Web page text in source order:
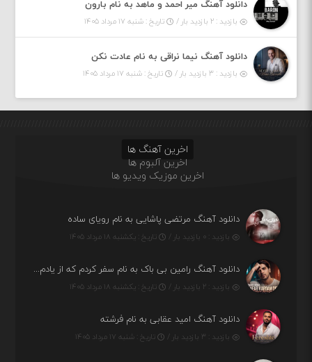
دانلود آهنگ میر احمد و ماهد به نام بارون
بازدید : ۲ بازدید بار / تاریخ : شنبه ۱۷ مرداد ۱۴۰۵
دانلود آهنگ نیما نراقی به نام عادت نکن
بازدید : ۳ بازدید بار / تاریخ : شنبه ۱۷ مرداد ۱۴۰۵
اخرین آهنگ ها
اخرین آلبوم ها
اخرین موزیک ویدیو ها
دانلود آهنگ مرتضی پاشایی به نام رویای ساده
بازدید : ۰ بازدید بار / تاریخ : یکشنبه ۱۸ مرداد ۱۴۰۵
دانلود آهنگ رامین بی باک به نام سفر کردم که از یادم بری دیدم نمیشه
بازدید : ۲ بازدید بار / تاریخ : یکشنبه ۱۸ مرداد ۱۴۰۵
دانلود آهنگ امید عقابی به نام فرشته
بازدید : ۳ بازدید بار / تاریخ : شنبه ۱۷ مرداد ۱۴۰۵